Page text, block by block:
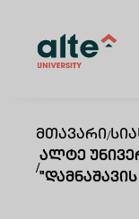
Მთავარი/
/
Ალტე